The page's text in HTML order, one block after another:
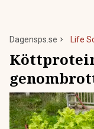
Dagensps.se Life